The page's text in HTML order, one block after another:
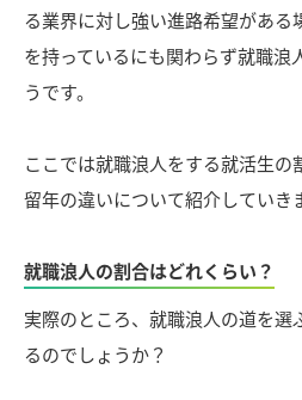
る業界に対し強い進路希望がある
を持っているにも関わらず就職浪
うです。
ここでは就職浪人をする就活生の
留年の違いについて紹介していき
就職浪人の割合はどれくらい？
実際のところ、就職浪人の道を選
るのでしょうか？